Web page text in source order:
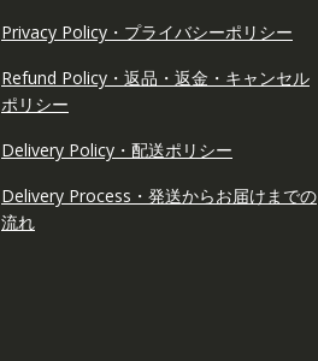
Privacy Policy・プライバシーポリシー
Refund Policy・返品・返金・キャンセル
ポリシー
Delivery Policy・配送ポリシー
Delivery Process・発送からお届けまでの
流れ